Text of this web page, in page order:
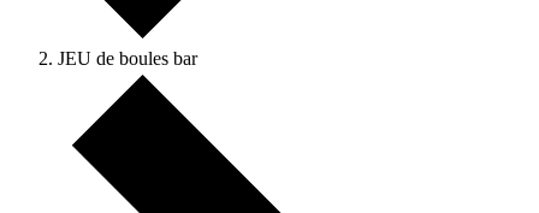
JEU de boules bar